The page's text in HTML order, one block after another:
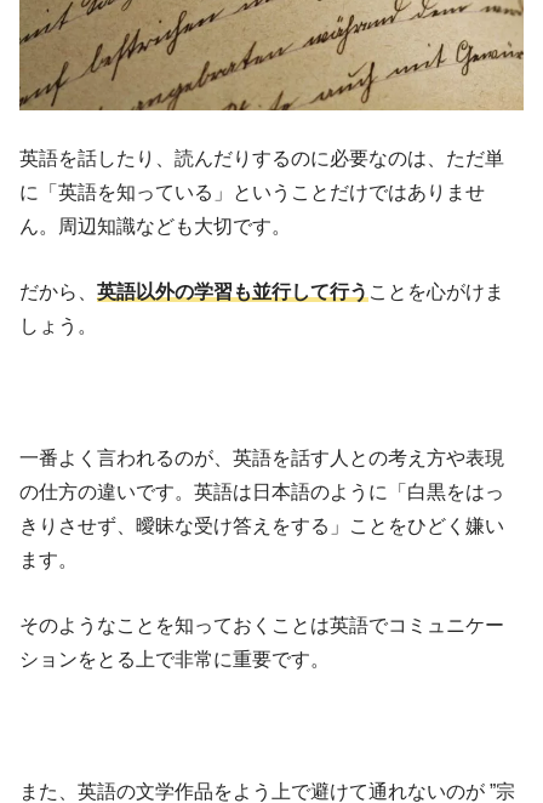
英語を話したり、読んだりするのに必要なのは、ただ単
に「英語を知っている」ということだけではありませ
ん。周辺知識なども大切です。
だから、英語以外の学習も並行して行う ことを心がけま
しょう。
一番よく言われるのが、英語を話す人との考え方や表現
の仕方の違いです。英語は日本語のように「白黒をはっ
きりさせず、曖昧な受け答えをする」ことをひどく嫌い
ます。
そのようなことを知っておくことは英語でコミュニケー
ションをとる上で非常に重要です。
また、英語の文学作品をよう上で避けて通れないのが ”宗